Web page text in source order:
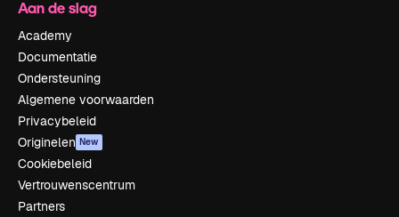
Aan de slag
Academy
Documentatie
Ondersteuning
Algemene voorwaarden
Privacybeleid
Originelen New
Cookiebeleid
Vertrouwenscentrum
Partners